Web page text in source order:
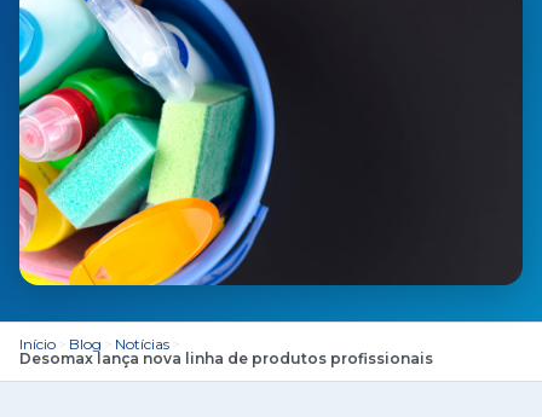
Início Blog Notícias
Desomax lança nova linha de produtos profissionais